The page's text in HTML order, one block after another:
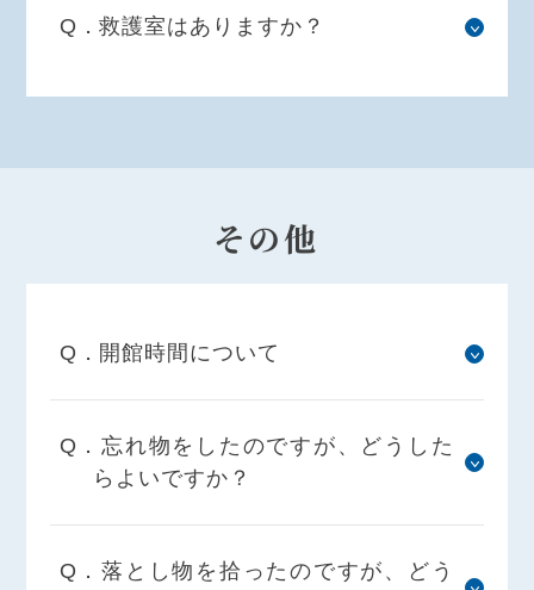
Q．救護室はありますか？
その他
Q．開館時間について
Q．忘れ物をしたのですが、どうした
らよいですか？
Q．落とし物を拾ったのですが、どう